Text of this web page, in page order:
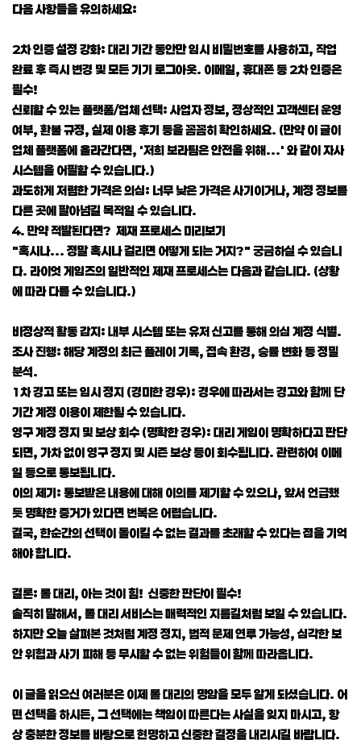
다음 사항들을 유의하세요:
2차 인증 설정 강화: 대리 기간 동안만 임시 비밀번호를 사용하고, 작업
완료 후 즉시 변경 및 모든 기기 로그아웃. 이메일, 휴대폰 등 2차 인증은
필수!
신뢰할 수 있는 플랫폼/업체 선택: 사업자 정보, 정상적인 고객센터 운영
여부, 환불 규정, 실제 이용 후기 등을 꼼꼼히 확인하세요. (만약 이 글이
업체 플랫폼에 올라간다면, '저희 보라팀은 안전을 위해...' 와 같이 자사
시스템을 어필할 수 있습니다.)
과도하게 저렴한 가격은 의심: 너무 낮은 가격은 사기이거나, 계정 정보를
다른 곳에 팔아넘길 목적일 수 있습니다.
4. 만약 적발된다면? 제재 프로세스 미리보기
"혹시나... 정말 혹시나 걸리면 어떻게 되는 거지?" 궁금하실 수 있습니
다. 라이엇 게임즈의 일반적인 제재 프로세스는 다음과 같습니다. (상황
에 따라 다를 수 있습니다.)
비정상적 활동 감지: 내부 시스템 또는 유저 신고를 통해 의심 계정 식별.
조사 진행: 해당 계정의 최근 플레이 기록, 접속 환경, 승률 변화 등 정밀
분석.
1차 경고 또는 임시 정지 (경미한 경우): 경우에 따라서는 경고와 함께 단
기간 계정 이용이 제한될 수 있습니다.
영구 계정 정지 및 보상 회수 (명확한 경우): 대리 게임이 명확하다고 판단
되면, 가차 없이 영구 정지 및 시즌 보상 등이 회수됩니다. 관련하여 이메
일 등으로 통보됩니다.
이의 제기: 통보받은 내용에 대해 이의를 제기할 수 있으나, 앞서 언급했
듯 명확한 증거가 있다면 번복은 어렵습니다.
결국, 한순간의 선택이 돌이킬 수 없는 결과를 초래할 수 있다는 점을 기억
해야 합니다.
결론: 롤 대리, 아는 것이 힘! 신중한 판단이 필수!
솔직히 말해서, 롤 대리 서비스는 매력적인 지름길처럼 보일 수 있습니다.
하지만 오늘 살펴본 것처럼 계정 정지, 법적 문제 연루 가능성, 심각한 보
안 위협과 사기 피해 등 무시할 수 없는 위험들이 함께 따라옵니다.
이 글을 읽으신 여러분은 이제 롤 대리의 명암을 모두 알게 되셨습니다. 어
떤 선택을 하시든, 그 선택에는 책임이 따른다는 사실을 잊지 마시고, 항
상 충분한 정보를 바탕으로 현명하고 신중한 결정을 내리시길 바랍니다.